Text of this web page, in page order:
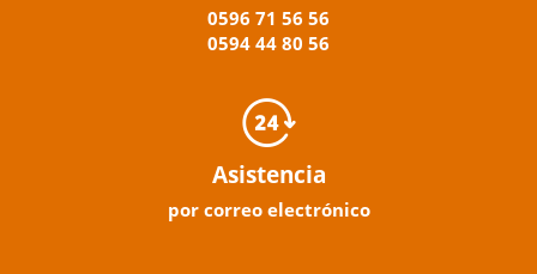
0596 71 56 56
0594 44 80 56
Asistencia
por correo electrónico